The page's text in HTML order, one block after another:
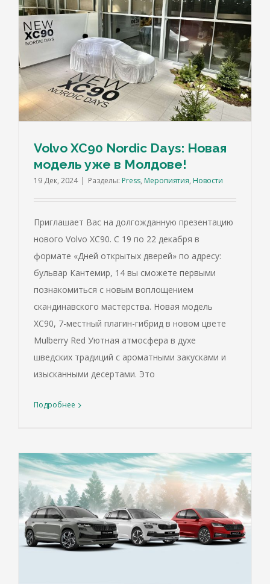
Volvo XC90 Nordic Days: Новая
модель уже в Молдове!
19 Дек, 2024 | Разделы: Press, Меропиятия, Новости
Приглашает Вас на долгожданную презентацию
нового Volvo XC90. С 19 по 22 декабря в
формате «Дней открытых дверей» по адресу:
бульвар Кантемир, 14 вы сможете первыми
познакомиться с новым воплощением
скандинавского мастерства. Новая модель
XC90, 7-местный плагин-гибрид в новом цвете
Mulberry Red Уютная атмосфера в духе
шведских традиций с ароматными закусками и
изысканными десертами. Это
Подробнее